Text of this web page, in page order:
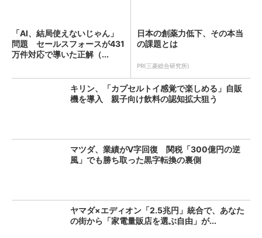
「AI、結局使えないじゃん」
問題 セールスフォースが431
万件対応で導いた正解（...
日本の創薬力低下、その本当
の課題とは
PR(三菱総合研究所)
キリン、「カプセルトイ感覚で楽しめる」自販
機を導入 親子向け飲料の認知拡大狙う
マツダ、業績がV字回復 関税「300億円の逆
風」でも勝ち取った黒字転換の裏側
ヤマダ×エディオン「2.5兆円」統合で、あなた
の街から「家電量販店を選ぶ自由」が...